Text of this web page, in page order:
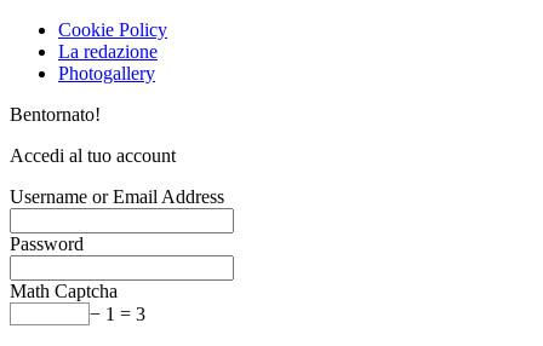
Cookie Policy
La redazione
Photogallery
Bentornato!
Accedi al tuo account
Username or Email Address
Password
Math Captcha
− 1 = 3